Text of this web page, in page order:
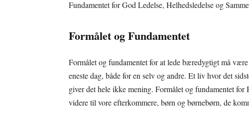
Fundamentet for God Ledelse, Helhedsledelse og
Formålet og Fundamentet
Formålet og fundamentet for at lede bæredygtigt må
eneste dag, både for en selv og andre. Et liv hvor det
giver det hele ikke mening. Formålet og fundamentet
videre til vore efterkommere, børn og børnebørn, de